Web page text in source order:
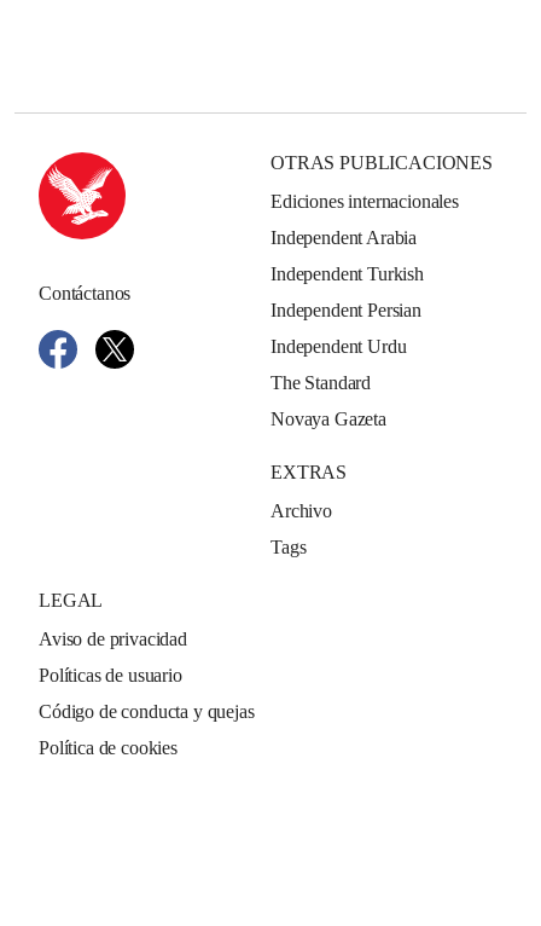
Contáctanos
OTRAS PUBLICACIONES
Ediciones internacionales
Independent Arabia
Independent Turkish
Independent Persian
Independent Urdu
The Standard
Novaya Gazeta
EXTRAS
Archivo
Tags
LEGAL
Aviso de privacidad
Políticas de usuario
Código de conducta y quejas
Política de cookies